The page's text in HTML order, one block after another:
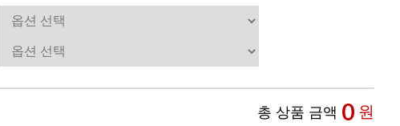
총 상품 금액 0 원